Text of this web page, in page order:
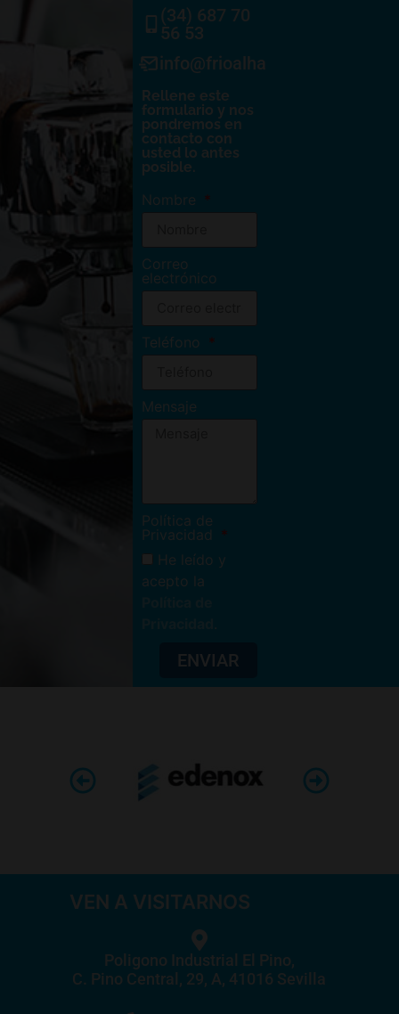
(34) 687 70
56 53
info@frioalhambra.com
Rellene este
formulario y nos
pondremos en
contacto con
usted lo antes
posible.
Nombre
Correo
electrónico
Teléfono
Mensaje
Política de
Privacidad
He leído y
acepto la
ENVIAR
VEN A VISITARNOS
Poligono Industrial El Pino,
C. Pino Central, 29, A, 41016 Sevilla